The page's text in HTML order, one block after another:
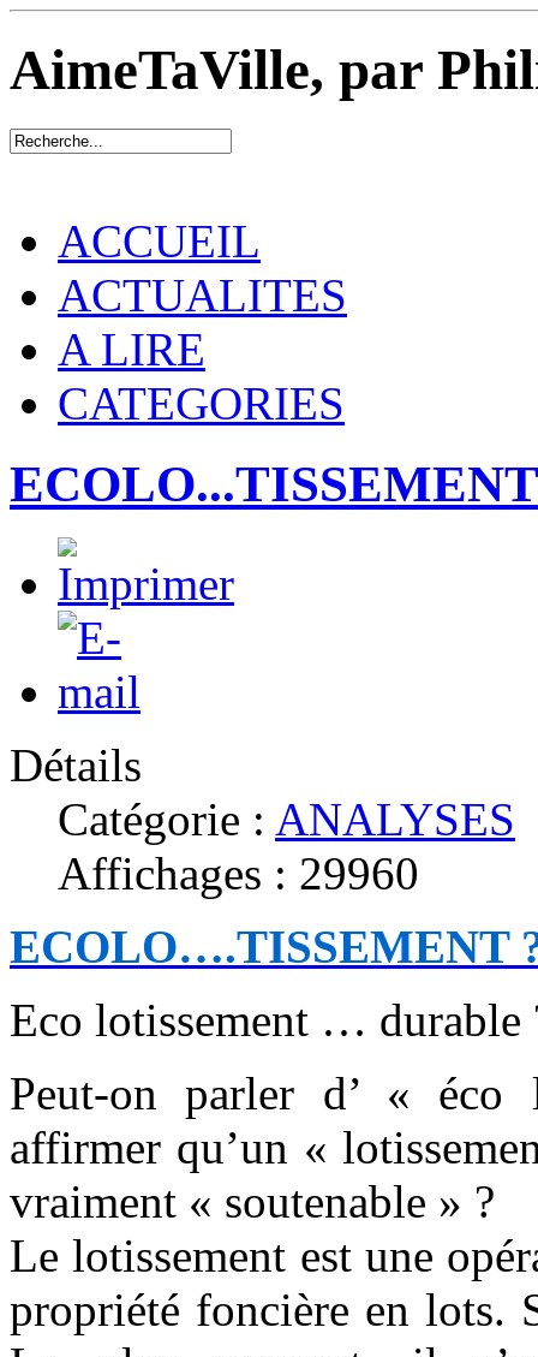
AimeTaVille, par
ACCUEIL
ACTUALITES
A LIRE
CATEGORIES
ECOLO...TISSEMENT
Détails
Catégorie : ANALYSES
Affichages : 29960
ECOLO….TISSEMENT
Eco lotissement … durable
Peut-on parler d’ « éco
affirmer qu’un «
vraiment « soutenable » ?
Le lotissement est une
propriété foncière en lots.